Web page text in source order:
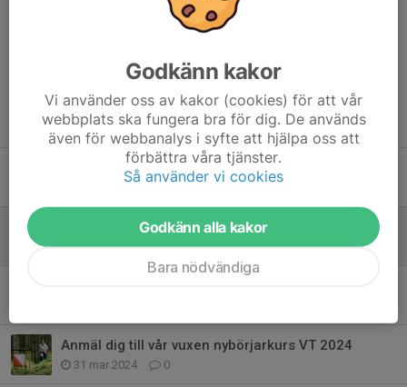
Tidigare nyheter
Anmäl dig till vår vuxen nybörjarkurs VT 2026
Anmäl dig till vår vuxen nybörjarkurs VT 2025
5 mar 2025 0
Anmäl dig till vår vuxen nybörjarkurs VT 2024
31 mar 2024 0
Godkänn kakor
Vi använder oss av kakor (cookies) för att vår
webbplats ska fungera bra för dig. De används
även för webbanalys i syfte att hjälpa oss att
förbättra våra tjänster.
Så använder vi cookies
Godkänn alla kakor
Bara nödvändiga